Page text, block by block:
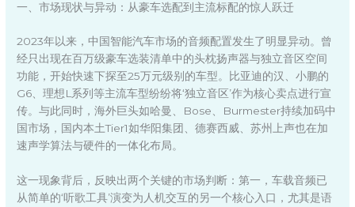
一、市场现状与异动：从豪车选配到主流标配的惊人跃迁
2023年以来，中国智能汽车市场的音频配置发生了明显异动。曾
经只出现在百万级豪车选装清单中的头枕扬声器与独立音区空间
功能，开始快速下探至25万元级别的车型。比亚迪的汉、小鹏的
G6、理想L系列等主流车型纷纷将‘独立音区’作为核心卖点进行宣
传。与此同时，海外巨头如哈曼、Bose、Burmester持续加码中
国市场，国内本土Tier1如华阳集团、德赛西威、苏州上声也在加
速声学算法与硬件的一体化布局。
这一现象背后，反映出两个关键的市场判断：第一，车载音频已
从简单的‘听歌工具’演变为人机交互的另一个核心入口，尤其是语